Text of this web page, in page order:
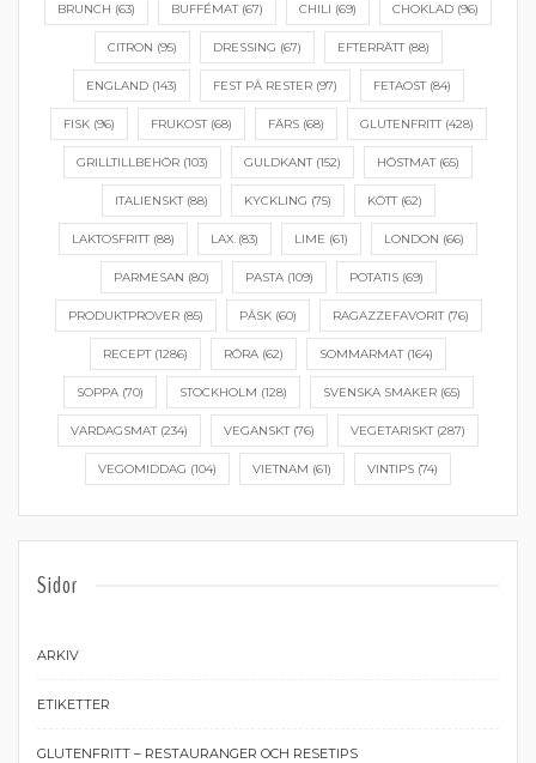
BRUNCH (63) BUFFÉMAT(67) CHILI (69) CHOKLAD (96)
CITRON (95) DRESSING (67) EFTERRÄTT(88)
ENGLAND(143) FEST PÅ RESTER(97) FETAOST(84)
FISK(96) FRUKOST(68) FÄRS(68) GLUTENFRITT(428)
GRILLTILLBEHÖR (103) GULDKANT(152) HÖSTMAT(65)
ITALIENSKT(88) KYCKLING (75) KÖTT(62)
LAKTOSFRITT(88) LAX (83) LIME (61) LONDON (66)
PARMESAN (80) PASTA(109) POTATIS(69)
PRODUKTPROVER(85) PÅSK(60) RAGAZZEFAVORIT(76)
RECEPT(1286) RÖRA (62) SOMMARMAT(164)
SOPPA(70) STOCKHOLM (128) SVENSKA SMAKER(65)
VARDAGSMAT(234) VEGANSKT(76) VEGETARISKT(287)
VEGOMIDDAG (104) VIETNAM (61) VINTIPS (74)
Sidor
ARKIV
ETIKETTER
GLUTENFRITT – RESTAURANGER OCH RESETIPS